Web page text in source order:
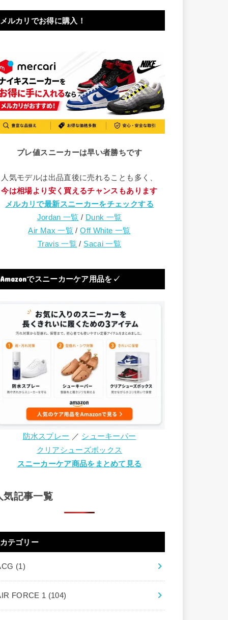
メルカリでお得に購入！
プレ値スニーカーは早い者勝ちです
人気モデルは出品直後に売れることも多く、
今は相場より安く買えるチャンスもあります
メルカリで最新スニーカーをチェックする
Jordan 一覧 / Dunk 一覧
Air Max 一覧 /Off White 一覧
Travis 一覧 / Sacai 一覧
Amazonでスニーカーケア用品を✓
防水スプレー ／ シューキーパー
クリアシューズボックス
スニーカーケア商品をまとめて見る
気記事一覧
カテゴリー
(1)
FORCE 1 (104)